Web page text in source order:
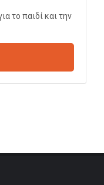
το παιδί και την